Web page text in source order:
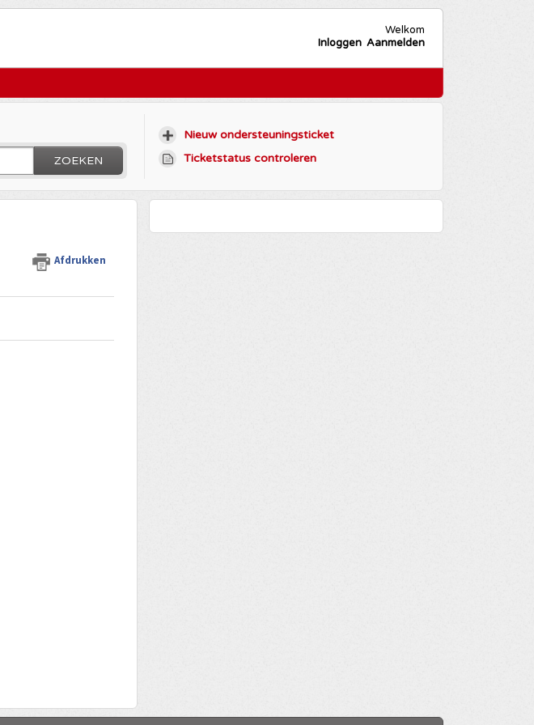
Welkom
Inloggen Aanmelden
ZOEKEN
Nieuw ondersteuningsticket
Ticketstatus controleren
Afdrukken